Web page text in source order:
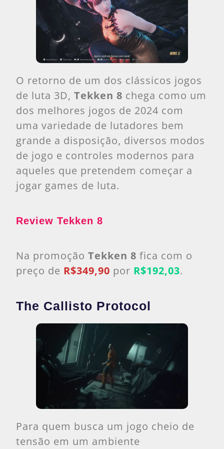
O retorno de um dos clássicos jogos
de luta 3D, Tekken 8 chega como um
dos melhores jogos de 2024 com
uma variedade de lutadores bem
grande a disposição, diversos modos
de jogo e controles modernos para
aqueles que pretendem começar a
jogar games de luta.
Review Tekken 8
Na promoção Tekken 8 fica com o
preço de R$349,90 por R$192,03.
The Callisto Protocol
Para quem busca um jogo cheio de
tensão em um ambiente